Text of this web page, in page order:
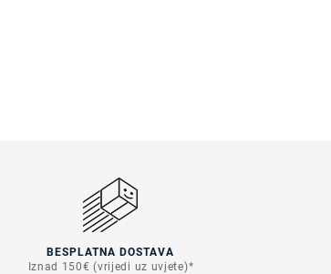
BESPLATNA DOSTAVA
Iznad 150€ (vrijedi uz uvjete)*